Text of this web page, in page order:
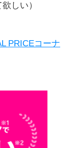
しい）
PRICEコーナ